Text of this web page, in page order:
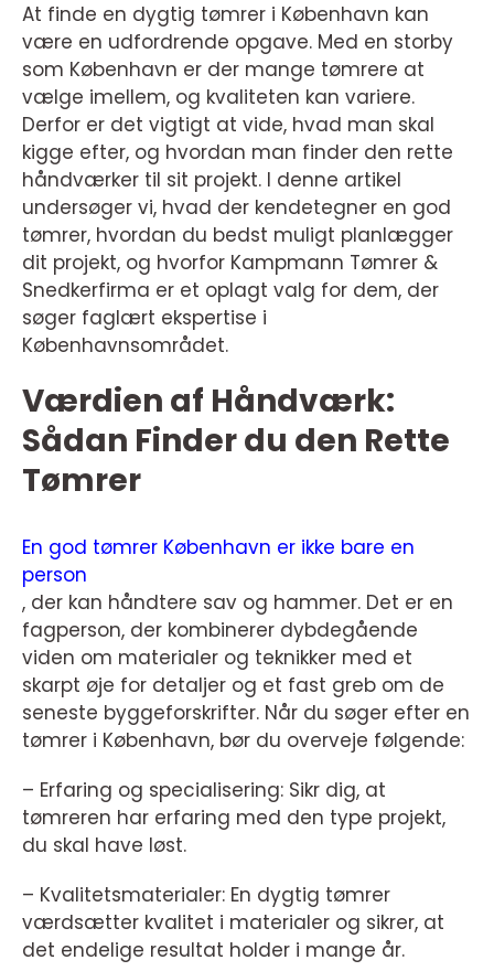
At finde en dygtig tømrer i København kan
være en udfordrende opgave. Med en storby
som København er der mange tømrere at
vælge imellem, og kvaliteten kan variere.
Derfor er det vigtigt at vide, hvad man skal
kigge efter, og hvordan man finder den rette
håndværker til sit projekt. I denne artikel
undersøger vi, hvad der kendetegner en god
tømrer, hvordan du bedst muligt planlægger
dit projekt, og hvorfor Kampmann Tømrer &
Snedkerfirma er et oplagt valg for dem, der
søger faglært ekspertise i
Københavnsområdet.
Værdien af Håndværk:
Sådan Finder du den Rette
Tømrer
En god tømrer København er ikke bare en
person
, der kan håndtere sav og hammer. Det er en
fagperson, der kombinerer dybdegående
viden om materialer og teknikker med et
skarpt øje for detaljer og et fast greb om de
seneste byggeforskrifter. Når du søger efter en
tømrer i København, bør du overveje følgende:
– Erfaring og specialisering: Sikr dig, at
tømreren har erfaring med den type projekt,
du skal have løst.
– Kvalitetsmaterialer: En dygtig tømrer
værdsætter kvalitet i materialer og sikrer, at
det endelige resultat holder i mange år.